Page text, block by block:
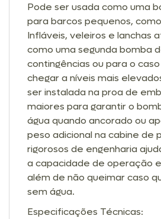
Pode ser usada como uma
para barcos pequenos,
Infláveis, veleiros e lanchas
como uma segunda bomba
contingências ou para o
chegar a níveis mais
ser instalada na proa de
maiores para garantir o
água quando ancorado ou
peso adicional na cabine de
rigorosos de engenharia
a capacidade de operação
além de não queimar caso
sem água.
Especificações Técnicas: